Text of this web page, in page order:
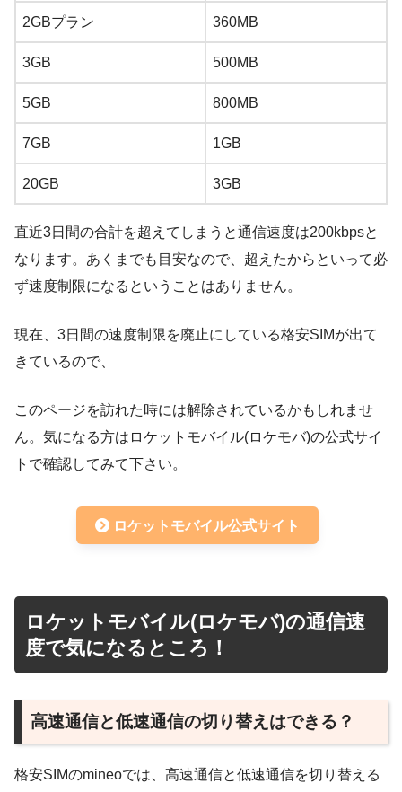
2GBプラン 360MB
3GB 500MB
5GB 800MB
7GB 1GB
20GB 3GB
直近3日間の合計を超えてしまうと通信速度は200kbpsと
なります。あくまでも目安なので、超えたからといって必
ず速度制限になるということはありません。
現在、3日間の速度制限を廃止にしている格安SIMが出て
きているので、
このページを訪れた時には解除されているかもしれませ
ん。気になる方はロケットモバイル(ロケモバ)の公式サイ
トで確認してみて下さい。
ロケットモバイル公式サイト
ロケットモバイル(ロケモバ)の通信速
度で気になるところ！
高速通信と低速通信の切り替えはできる？
格安SIMのmineoでは、高速通信と低速通信を切り替える